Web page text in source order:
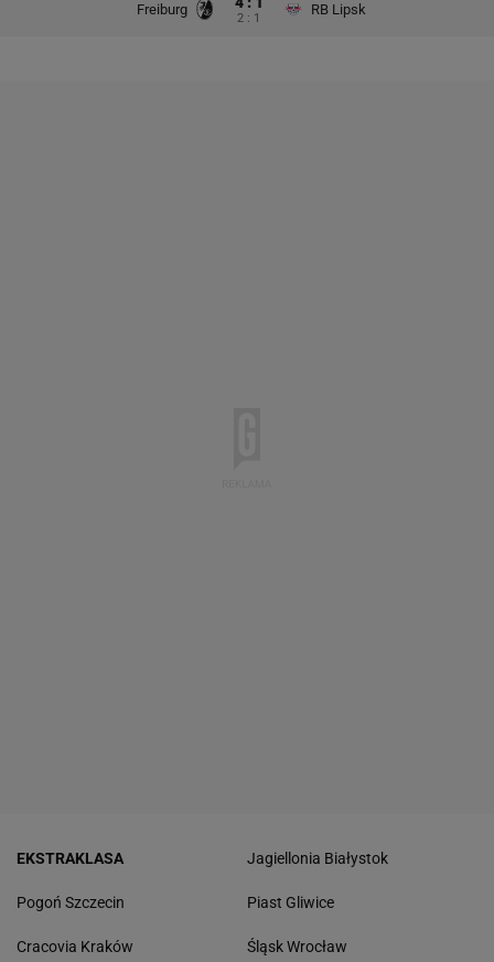
Freiburg
2 : 1
RB Lipsk
EKSTRAKLASA
Pogoń Szczecin
Cracovia Kraków
Jagiellonia Białystok
Piast Gliwice
Śląsk Wrocław